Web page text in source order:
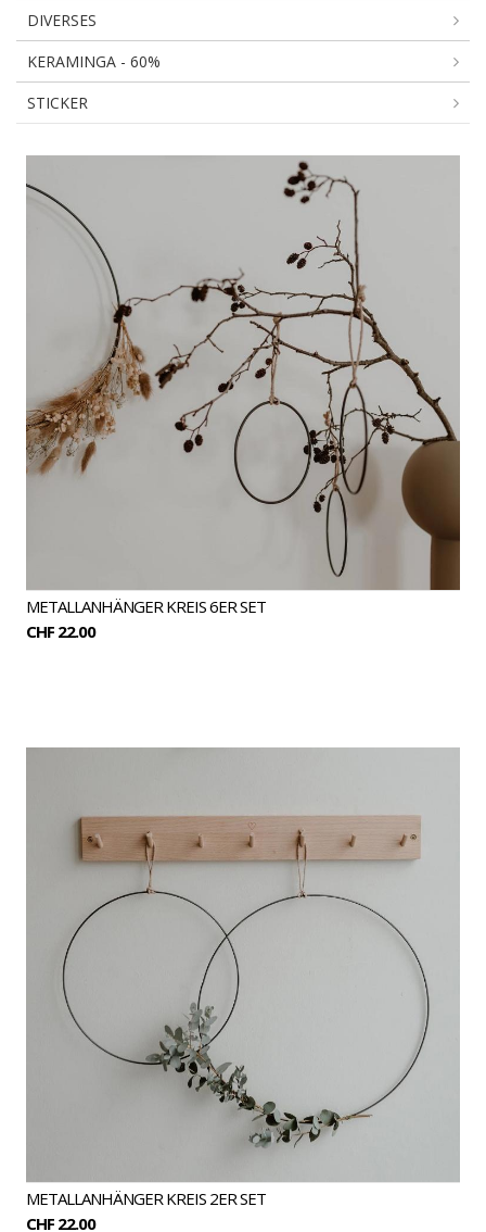
DIVERSES
KERAMINGA - 60%
STICKER
METALLKRANZ/
METALLANHÄNGER KREIS 6ER SET
CHF 22.00
METALLANHÄNGER KREIS 2ER SET
CHF 22.00